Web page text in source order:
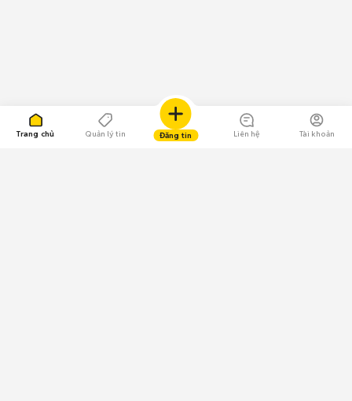
Trang chủ Quản lý tin Đăng tin Liên hệ Tài khoản